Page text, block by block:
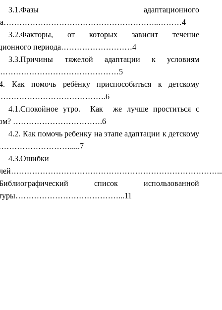
3.1.Фазы адаптационного
3.2.Факторы, от которых зависит течение
периода………………………4
3.3.Причины тяжелой адаптации к условиям
Как помочь ребёнку приспособиться к детскому
4.1.Спокойное утро. Как же лучше проститься с
…………………………….6
4.2. Как помочь ребенку на этапе адаптации к детскому
4.3.Ошибки
список использованной